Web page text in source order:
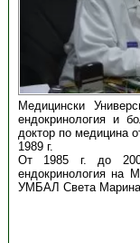
Медицински
ендокринология и
доктор по медицина
1989 г.
От 1985 г. до
ендокринология на
УМБАЛ Света